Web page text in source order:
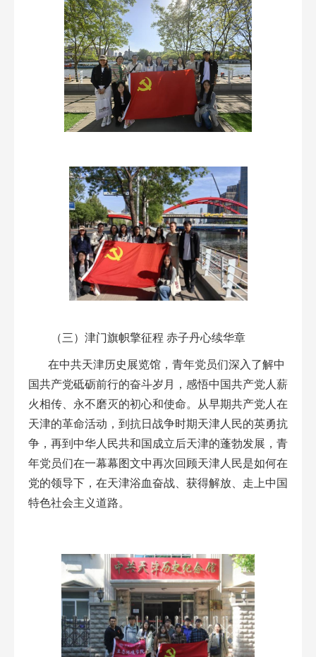
（三）津门旗帜擎征程 赤子丹心续华章
在中共天津历史展览馆，青年党员们深入了解中
国共产党砥砺前行的奋斗岁月，感悟中国共产党人薪
火相传、永不磨灭的初心和使命。从早期共产党人在
天津的革命活动，到抗日战争时期天津人民的英勇抗
争，再到中华人民共和国成立后天津的蓬勃发展，青
年党员们在一幕幕图文中再次回顾天津人民是如何在
党的领导下，在天津浴血奋战、获得解放、走上中国
特色社会主义道路。